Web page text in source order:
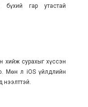
гар утастай
хийж сурахыг хүссэн
Мөн л iOS үйлдлийн
нээлттэй.